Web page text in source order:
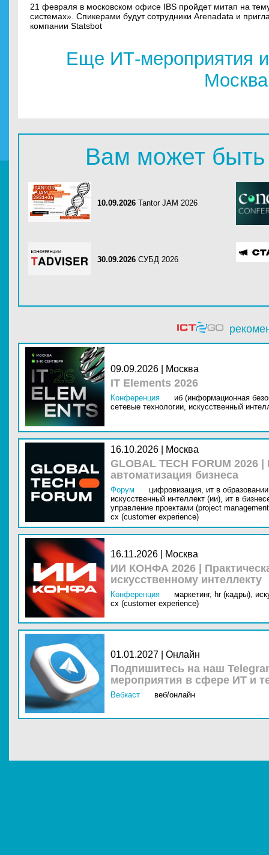
21 февраля в московском офисе IBS пройдет митап на
системах». Спикерами будут сотрудники Arenadata и
компании Statsbot
Еще ИТ-мероприятия
Москва
Вам может быть
10.09.2026 Tantor JAM 2026
30.09.2026 СУБД 2026
09.09.2026 | Москва
IT Elements 2026
Конференция
иб (информационная
сетевые технологии, искусственный
16.10.2026 | Москва
GLOBAL TECH FORUM
автоматизация бизнеса
Форум цифровизация, ит в
искусственный интеллект (ии), ит в
управление проектами (project
cx (customer experience)
16.11.2026 | Москва
ИИ КОНФА 2026 |
искусственному интеллекту
Конференция маркетинг, hr (кадры),
cx (customer experience)
01.01.2027 | Онлайн
Подпишитесь на наш
мероприятия в сфере ИТ и
Вебкаст веб/онлайн